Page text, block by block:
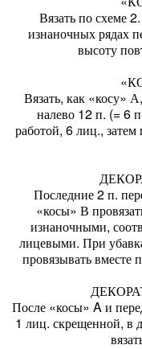
Вязать по схеме
изнаночных рядах
высоту
Вязать, как «косу»
налево 12 п. (= 6
работой, 6 лиц.,
Последние 2 п.
«косы» В
изнаночными,
лицевыми. При
провязывать вместе
После «косы» A и
1 лиц. скрещенной, в